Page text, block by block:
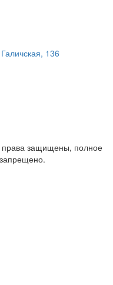
136
права защищены, полное